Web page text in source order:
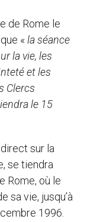
de Rome le
« la séance
la vie, les
et les
Clercs
le 15
sur la
se tiendra
Rome, où le
sa vie, jusqu’à
1996.